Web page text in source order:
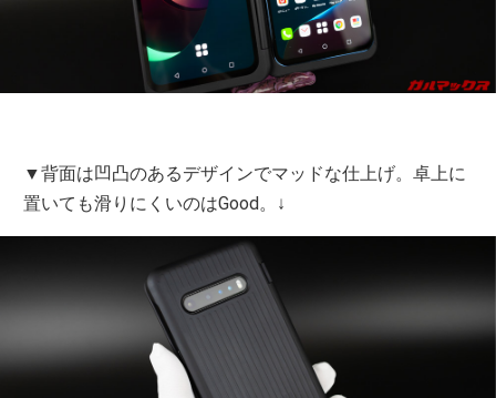
▼背面は凹凸のあるデザインでマッドな仕上げ。卓上に
置いても滑りにくいのはGood。↓